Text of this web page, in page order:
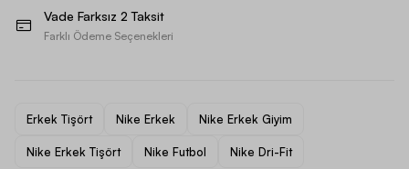
Vade Farksız 2 Taksit
Farklı Ödeme Seçenekleri
Erkek Tişört Nike Erkek Nike Erkek Giyim
Nike Erkek Tişört Nike Futbol Nike Dri-Fit